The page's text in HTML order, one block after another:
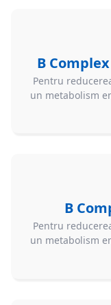
B
Pentru
un metabolism
B
Pentru
un metabolism